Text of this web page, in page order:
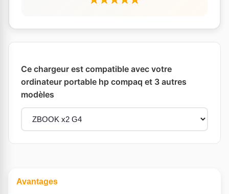
Ce chargeur est compatible avec votre
ordinateur portable hp compaq et 3 autres
modèles
Avantages